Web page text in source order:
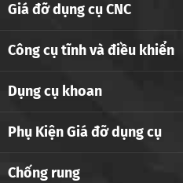
Giá đỡ dụng cụ CNC
Công cụ tĩnh và điều khiển
Dụng cụ khoan
Phụ Kiện Giá đỡ dụng cụ
Chống rung